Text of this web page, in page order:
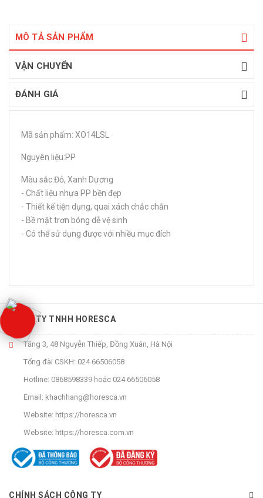
MÔ TẢ SẢN PHẨM
VẬN CHUYỂN
ĐÁNH GIÁ
Mã sản phẩm: XO14LSL
Nguyên liệu:PP
Màu sắc:Đỏ, Xanh Dương
- Chất liệu nhựa PP bền đẹp
- Thiết kế tiện dụng, quai xách chắc chắn
- Bề mặt trơn bóng dễ vệ sinh
- Có thể sử dụng được với nhiều mục đích
CÔNG TY TNHH HORESCA
Tầng 3, 48 Nguyễn Thiếp, Đồng Xuân, Hà Nội
Tổng đài CSKH: 024 66506058
Hotline: 0868598339 hoặc 024 66506058
Email: khachhang@horesca.vn
Website: https://horesca.vn
Website: https://horesca.com.vn
CHÍNH SÁCH CÔNG TY